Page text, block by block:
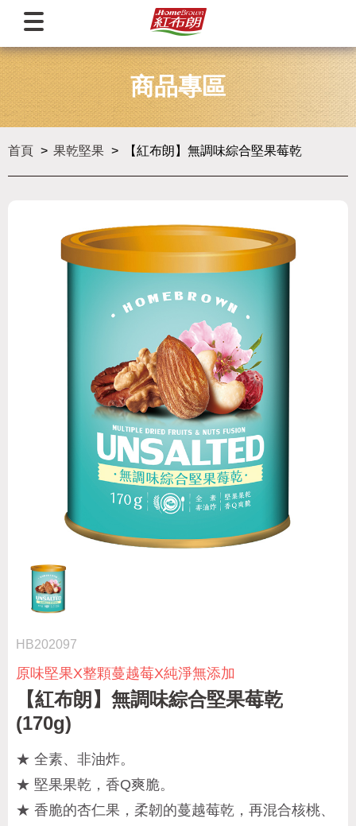
商品專區
首頁 果乾堅果 【紅布朗】無調味綜合堅果莓乾
HB202097
原味堅果X整顆蔓越莓X純淨無添加
【紅布朗】無調味綜合堅果莓乾
(170g)
★ 全素、非油炸。
★ 堅果果乾，香Q爽脆。
★ 香脆的杏仁果，柔韌的蔓越莓乾，再混合核桃、